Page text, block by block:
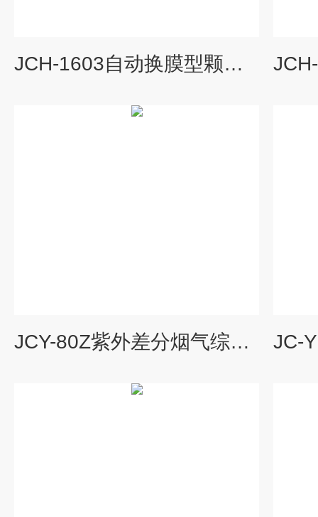
JCH-1603自动换膜型颗粒物采样器
JCY-80Z紫外差分烟气综合分析仪